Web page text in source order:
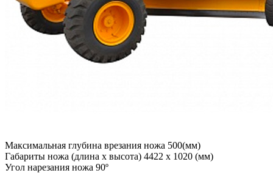
Максимальная глубина врезания ножа 500(мм)
Габариты ножа (длина х высота) 4422 х 1020 (мм)
Угол нарезания ножа 90º